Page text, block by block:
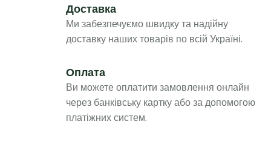
Доставка
Ми забезпечуємо швидку та надійну
доставку наших товарів по всій Україні.
Оплата
Ви можете оплатити замовлення онлайн
через банківську картку або за допомогою
платіжних систем.